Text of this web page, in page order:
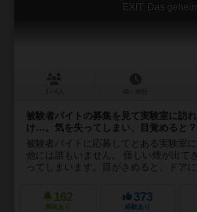
EXIT: Das
被験者バイトの募集を見て実験室に訪
け…。気を失ってしまい、目覚めると？
被験者バイトに応募してとある実験室
他には誰もいません。 怪しい煙が出て
ってしまいます。目がさめると、ドア
162
興味あり
373
経験あり